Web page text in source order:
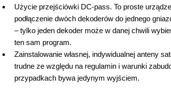
Użycie przejściówki DC-pass. To proste
podłączenie dwóch dekoderów do jednego
– tylko jeden dekoder może w danej chwili
ten sam program.
Zainstalowanie własnej, indywidualnej anteny
trudne ze względu na regulamin i warunki
przypadkach bywa jedynym wyjściem.